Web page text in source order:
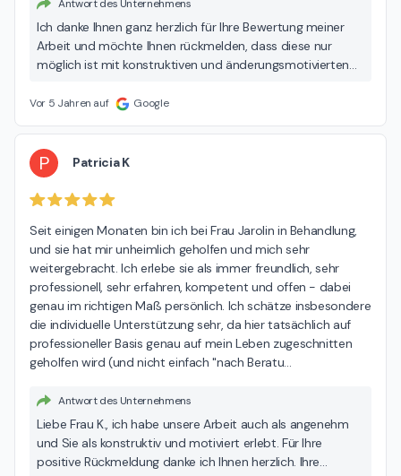
Antwort des Unternehmens
Ich danke Ihnen ganz herzlich für Ihre Bewertung meiner
Arbeit und möchte Ihnen rückmelden, dass diese nur
möglich ist mit konstruktiven und änderungsmotivierten
Herzlich, Nuschin Jarolin
Vor 5 Jahren auf Google
P Patricia K
Seit einigen Monaten bin ich bei Frau Jarolin in Behandlung,
und sie hat mir unheimlich geholfen und mich sehr
weitergebracht. Ich erlebe sie als immer freundlich, sehr
professionell, sehr erfahren, kompetent und offen - dabei
genau im richtigen Maß persönlich. Ich schätze insbesondere
die individuelle Unterstützung sehr, da hier tatsächlich auf
professioneller Basis genau auf mein Leben zugeschnitten
geholfen wird (und nicht einfach "nach Beratu…
Antwort des Unternehmens
Liebe Frau K., ich habe unsere Arbeit auch als angenehm
und Sie als konstruktiv und motiviert erlebt. Für Ihre
positive Rückmeldung danke ich Ihnen herzlich. Ihre